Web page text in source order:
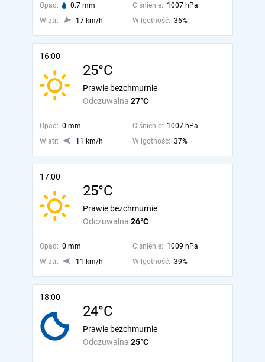
Opad: 0.7 mm Ciśnienie: 1007 hPa
Wiatr:
17 km/h Wilgotność: 36%
16:00
25°C
Odczuwalna 27°C
Prawie bezchmurnie
Opad: 0 mm Ciśnienie: 1007 hPa
Wiatr:
11 km/h Wilgotność: 37%
17:00
25°C
Odczuwalna 26°C
Prawie bezchmurnie
Opad: 0 mm Ciśnienie: 1009 hPa
Wiatr:
11 km/h Wilgotność: 39%
18:00
24°C
Odczuwalna 25°C
Prawie bezchmurnie